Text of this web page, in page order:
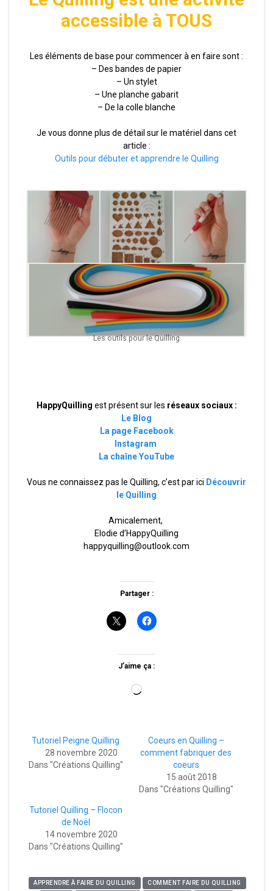
accessible à TOUS
Les éléments de base pour commencer à en faire sont :
– Des bandes de papier
– Un stylet
– Une planche gabarit
– De la colle blanche
Je vous donne plus de détail sur le matériel dans cet
article :
Outils pour débuter et apprendre le Quilling
Les outils pour le Quilling
HappyQuilling est présent sur les réseaux sociaux :
Le Blog
La page Facebook
Instagram
La chaîne YouTube
Vous ne connaissez pas le Quilling, c’est par ici Découvrir
le Quilling
Amicalement,
Elodie d’HappyQuilling
happyquilling@outlook.com
Partager :
J’aime ça :
Chargement…
Tutoriel Peigne Quilling
28 novembre 2020
Dans "Créations Quilling"
Coeurs en Quilling –
comment fabriquer des
coeurs
15 août 2018
Dans "Créations Quilling"
Tutoriel Quilling – Flocon
de Noël
14 novembre 2020
Dans "Créations Quilling"
APPRENDRE À FAIRE DU QUILLING
COMMENT FAIRE DU QUILLING